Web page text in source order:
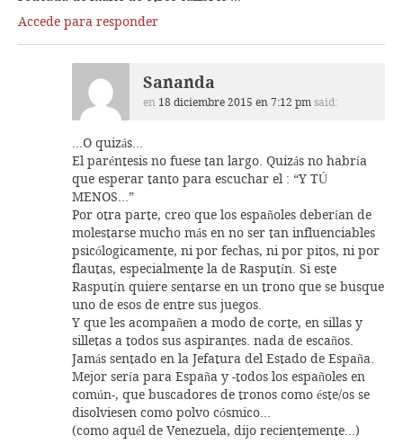
Accede para responder
Sananda
en 18 diciembre 2015 en 7:12 pm said:
…O quizás…
El paréntesis no fuese tan largo. Quizás no habría
que esperar tanto para escuchar el : “Y TÚ
MENOS…”
Por otra parte, creo que los españoles deberían de
molestarse mucho más en no ser tan influenciables
psicólogicamente, ni por fechas, ni por pitos, ni por
flautas, especialmente la de Rasputín. Si este
Rasputín quiere sentarse en un trono que se busque
uno de esos de entre sus juegos.
Y que les acompañen a modo de corte, en sillas y
silletas a todos sus aspirantes. nada de escaños.
Jamás sentado en la Jefatura del Estado de España.
Mejor sería para España y -todos los españoles en
común-, que buscadores de tronos como éste/os se
disolviesen como polvo cósmico…
(como aquél de Venezuela, dijo recientemente…)